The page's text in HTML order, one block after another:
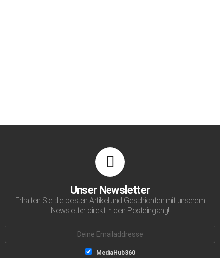
Unser Newsletter
Erhalten Sie die besten Artikel und Geschichten mit unserem
Newsletter direkt in den Posteingang!
MediaHub360